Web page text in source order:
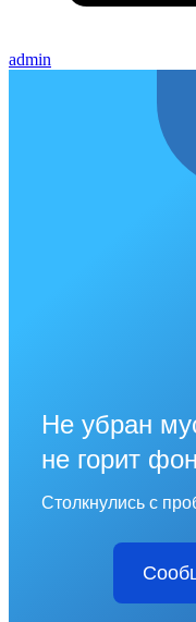
admin
Не убран
не горит
Столкнулись с